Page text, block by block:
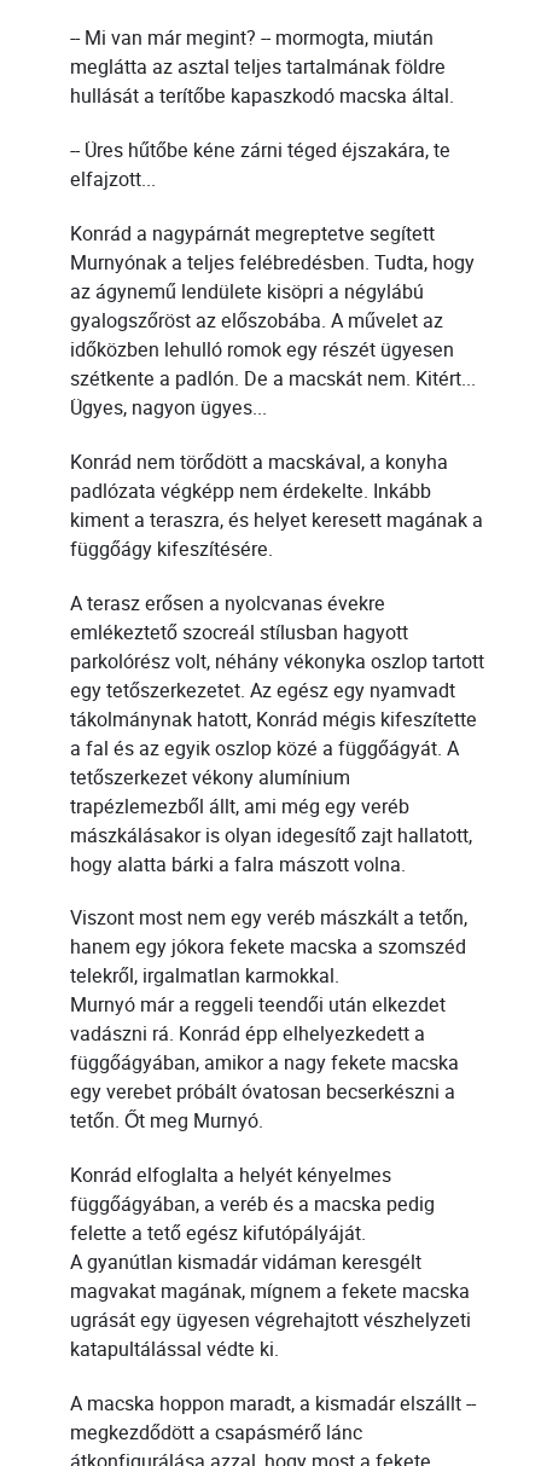
-- Mi van már megint? -- mormogta, miután
meglátta az asztal teljes tartalmának földre
hullását a terítőbe kapaszkodó macska által.
-- Üres hűtőbe kéne zárni téged éjszakára, te
elfajzott...
Konrád a nagypárnát megreptetve segített
Murnyónak a teljes felébredésben. Tudta, hogy
az ágynemű lendülete kisöpri a négylábú
gyalogszőröst az előszobába. A művelet az
időközben lehulló romok egy részét ügyesen
szétkente a padlón. De a macskát nem. Kitért...
Ügyes, nagyon ügyes...
Konrád nem törődött a macskával, a konyha
padlózata végképp nem érdekelte. Inkább
kiment a teraszra, és helyet keresett magának a
függőágy kifeszítésére.
A terasz erősen a nyolcvanas évekre
emlékeztető szocreál stílusban hagyott
parkolórész volt, néhány vékonyka oszlop tartott
egy tetőszerkezetet. Az egész egy nyamvadt
tákolmánynak hatott, Konrád mégis kifeszítette
a fal és az egyik oszlop közé a függőágyát. A
tetőszerkezet vékony alumínium
trapézlemezből állt, ami még egy veréb
mászkálásakor is olyan idegesítő zajt hallatott,
hogy alatta bárki a falra mászott volna.
Viszont most nem egy veréb mászkált a tetőn,
hanem egy jókora fekete macska a szomszéd
telekről, irgalmatlan karmokkal.
Murnyó már a reggeli teendői után elkezdet
vadászni rá. Konrád épp elhelyezkedett a
függőágyában, amikor a nagy fekete macska
egy verebet próbált óvatosan becserkészni a
tetőn. Őt meg Murnyó.
Konrád elfoglalta a helyét kényelmes
függőágyában, a veréb és a macska pedig
felette a tető egész kifutópályáját.
A gyanútlan kismadár vidáman keresgélt
magvakat magának, mígnem a fekete macska
ugrását egy ügyesen végrehajtott vészhelyzeti
katapultálással védte ki.
A macska hoppon maradt, a kismadár elszállt --
megkezdődött a csapásmérő lánc